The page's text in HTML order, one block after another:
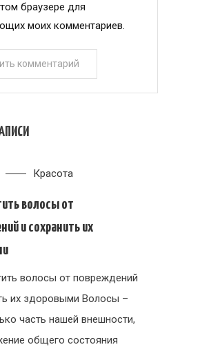
браузере для
моих комментариев.
Красота
волосы от
и сохранить их
волосы от повреждений
их здоровыми Волосы –
часть нашей внешности,
общего состояния